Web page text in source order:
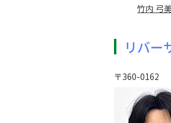
竹内 弓
リバー
〒360-0162